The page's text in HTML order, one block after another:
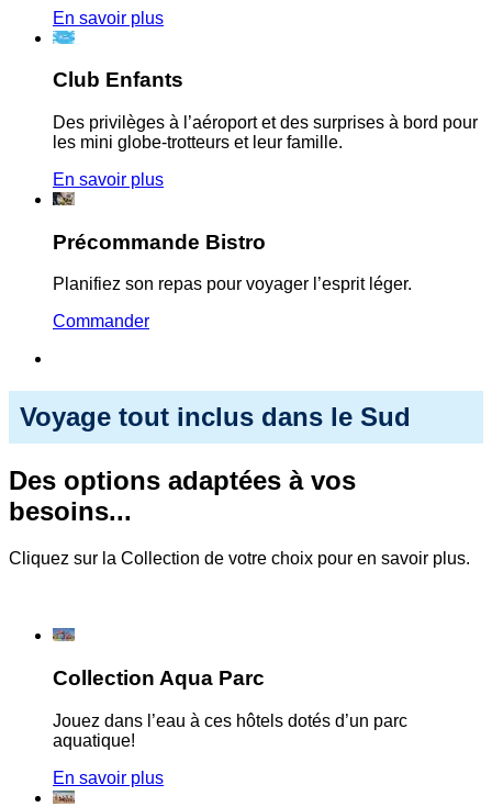
En savoir plus
Club Enfants
Des privilèges à l’aéroport et des surprises à bord pour
les mini globe-trotteurs et leur famille.
En savoir plus
Précommande Bistro
Planifiez son repas pour voyager l’esprit léger.
Commander
Voyage tout inclus dans le Sud
Des options adaptées à vos
besoins...
Cliquez sur la Collection de votre choix pour en savoir plus.
Collection Aqua Parc
Jouez dans l’eau à ces hôtels dotés d’un parc
aquatique!
En savoir plus